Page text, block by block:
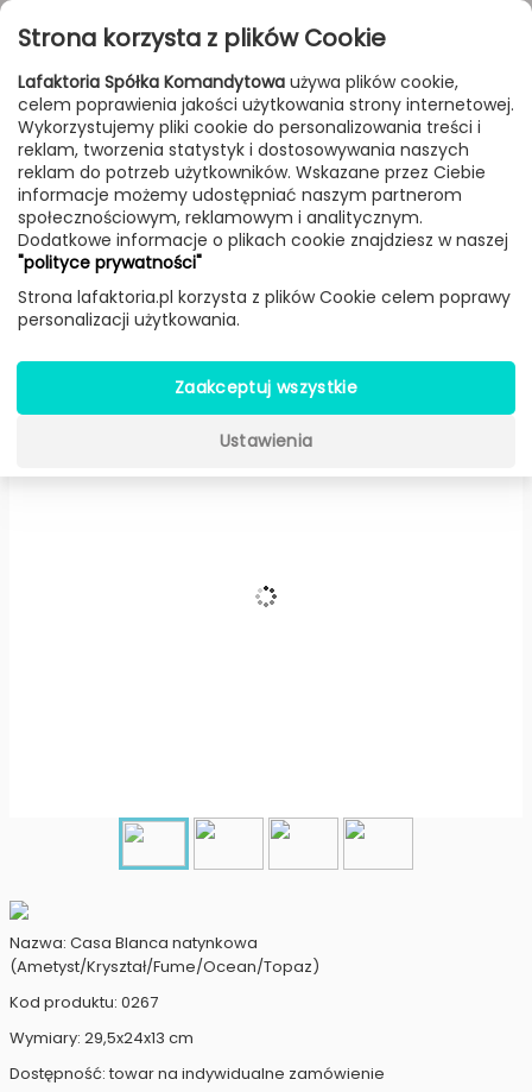
Przejdź do treści
FILTROWANIE & SORTOWANIE
Lampy Producenci Sylcom Produkt
Casa Blanca natynkowa
(Ametyst/Kryształ/Fume/
Nazwa: Casa Blanca natynkowa
(Ametyst/Kryształ/Fume/Ocean/Topaz)
Kod produktu: 0267
Wymiary: 29,5x24x13 cm
Dostępność: towar na indywidualne zamówienie
Strona korzysta z plików Cookie
Lafaktoria Spółka Komandytowa używa plików cookie,
celem poprawienia jakości użytkowania strony internetowej.
Wykorzystujemy pliki cookie do personalizowania treści i
reklam, tworzenia statystyk i dostosowywania naszych
reklam do potrzeb użytkowników. Wskazane przez Ciebie
informacje możemy udostępniać naszym partnerom
społecznościowym, reklamowym i analitycznym.
Dodatkowe informacje o plikach cookie znajdziesz w naszej
"polityce prywatności"
Strona lafaktoria.pl korzysta z plików Cookie celem poprawy
personalizacji użytkowania.
Zaakceptuj wszystkie
Ustawienia